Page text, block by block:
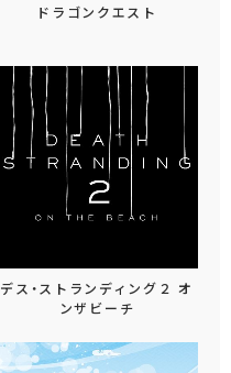
ドラゴンクエスト
デス・ストランディング２ オ
ンザビーチ